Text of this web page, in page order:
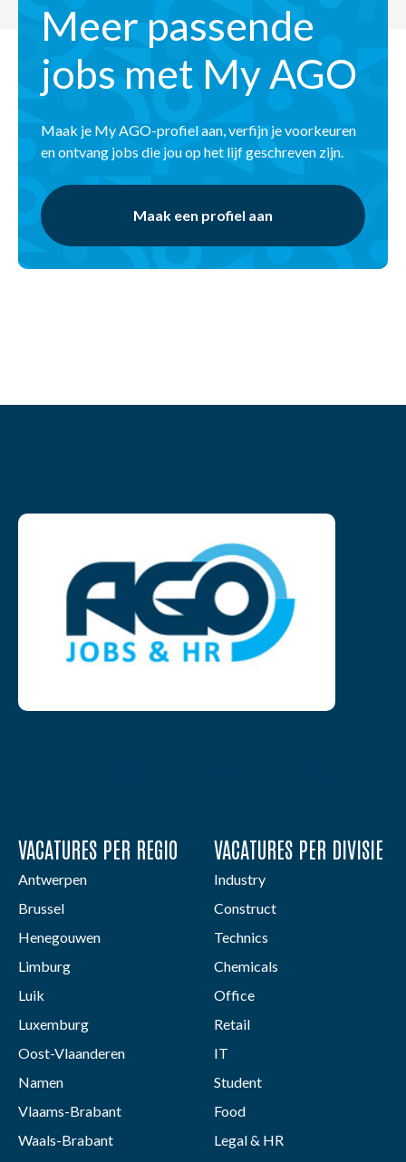
Meer passende
jobs met My AGO
Maak je My AGO-profiel aan, verfijn je voorkeuren
en ontvang jobs die jou op het lijf geschreven zijn.
Maak een profiel aan
VACATURES PER REGIO
Antwerpen
Brussel
Henegouwen
Limburg
Luik
Luxemburg
Oost-Vlaanderen
Namen
Vlaams-Brabant
Waals-Brabant
VACATURES PER DIVISIE
Industry
Construct
Technics
Chemicals
Office
Retail
IT
Student
Food
Legal & HR